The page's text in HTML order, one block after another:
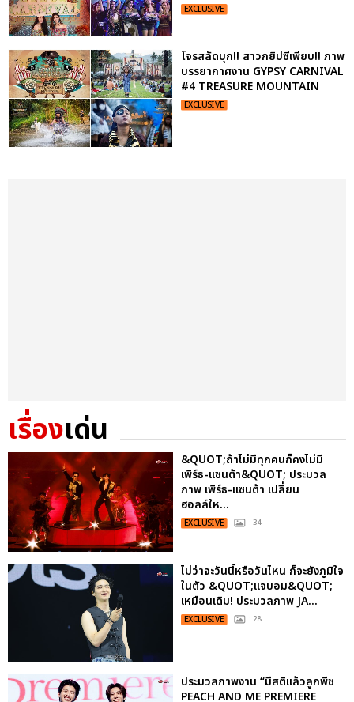
EXCLUSIVE
โจรสลัดบุก!! สาวกยิปซีเพียบ!! ภาพ
บรรยากาศงาน GYPSY CARNIVAL
#4 TREASURE MOUNTAIN
EXCLUSIVE
เรื่องเด่น
&QUOT;ถ้าไม่มีทุกคนก็คงไม่มี
เพิร์ธ-แซนต้า&QUOT; ประมวล
ภาพ เพิร์ธ-แซนต้า เปลี่ยน
ฮอลล์ให...
EXCLUSIVE : 34
ไม่ว่าจะวันนี้หรือวันไหน ก็จะยังภูมิใจ
ในตัว &QUOT;แจบอม&QUOT;
เหมือนเดิม! ประมวลภาพ JA...
EXCLUSIVE : 28
ประมวลภาพงาน “มีสติแล้วลูกพีช
PEACH AND ME PREMIERE